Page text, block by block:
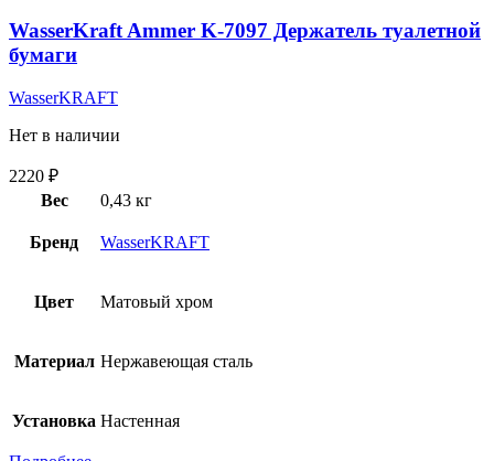
WasserKraft Ammer K-7097 Держатель туалетной
бумаги
WasserKRAFT
Нет в наличии
2220 ₽
Вес
0,43 кг
Бренд WasserKRAFT
Цвет Матовый хром
Материал Нержавеющая сталь
Установка Настенная